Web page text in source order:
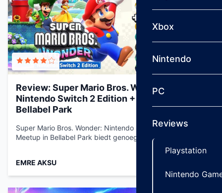
Xbox
Nintendo
PC
Reviews
Playstation
Nintendo
Review: Super Mario Bros. Wonder:
Nintendo Switch 2 Edition + Meetup in
Bellabel Park
Super Mario Bros. Wonder: Nintendo Switch 2 Edition +
Meetup in Bellabel Park biedt genoeg…...
EMRE AKSU